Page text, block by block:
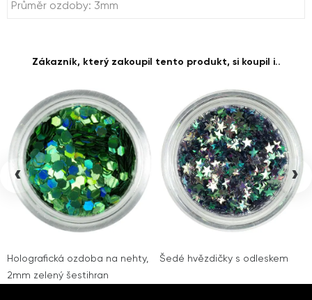
Průměr ozdoby: 3mm
Zákazník, který zakoupil tento produkt, si koupil i..
Holografická ozdoba na nehty,
2mm zelený šestihran
Šedé hvězdičky s odleskem
‹ ›